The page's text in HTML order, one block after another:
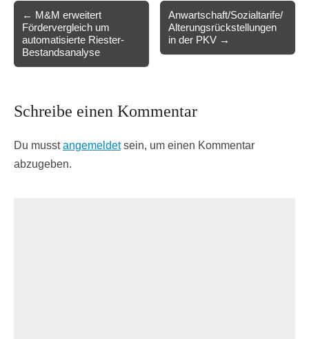
navigation
← M&M erweitert
Fördervergleich um
automatisierte Riester-
Bestandsanalyse
Anwartschaft/Sozialtarife/
Alterungsrückstellungen
in der PKV →
Schreibe einen Kommentar
Du musstangemeldetsein, um einen Kommentar
abzugeben.